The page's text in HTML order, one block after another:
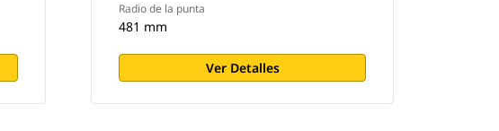
Radio de la punta
481 mm
Ver Detalles